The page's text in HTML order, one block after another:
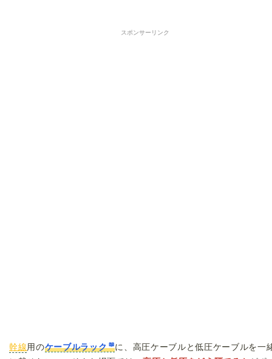
スポンサーリンク
幹線 用のケーブルラック
に、高圧ケーブルと低圧ケーブルを一